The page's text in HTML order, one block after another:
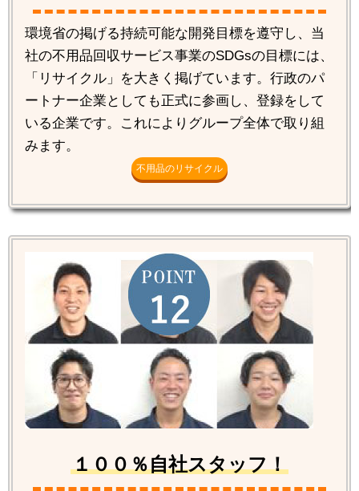
環境省の掲げる持続可能な開発目標を遵守し、当
社の不用品回収サービス事業のSDGsの目標には、
「リサイクル」を大きく掲げています。行政のパ
ートナー企業としても正式に参画し、登録をして
いる企業です。これによりグループ全体で取り組
みます。
不用品のリサイクル
１００％自社スタッフ！